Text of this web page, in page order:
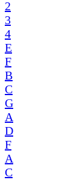
2
3
4
E
F
B
C
G
A
D
F
A
C